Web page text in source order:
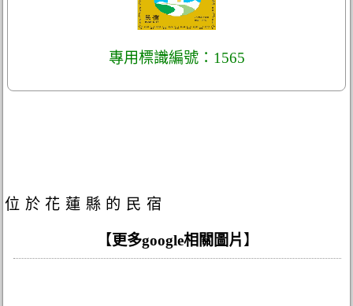
專用標識編號：1565
位於花蓮縣的民宿
【更多google相關圖片 】